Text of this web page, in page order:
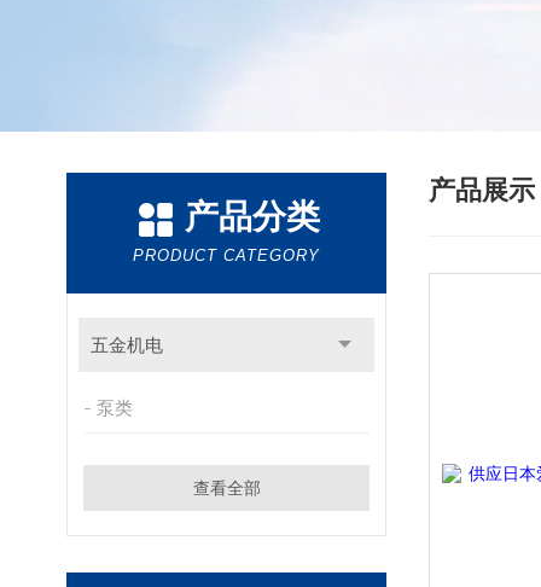
产品分类
PRODUCT CATEGORY
五金机电
泵类
查看全部
产品展示